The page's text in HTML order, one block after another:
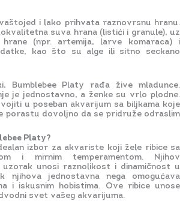
i lako prihvata raznovrsnu hranu.
suva hrana (listići i granule), uz
(npr. artemija, larve komaraca) i
kao što su alge ili sitno seckano
Bumblebee Platy rađa žive mladunce.
je jednostavno, a ženke su vrlo plodne.
u poseban akvarijum sa biljkama koje
porastu dovoljno da se pridruže odraslim
Platy?
izbor za akvariste koji žele ribice sa
i mirnim temperamentom. Njihov
unosi raznolikost i dinamičnost u
njihova jednostavna nega omogućava
i iskusnim hobistima. Ove ribice unose
svet vašeg akvarijuma.